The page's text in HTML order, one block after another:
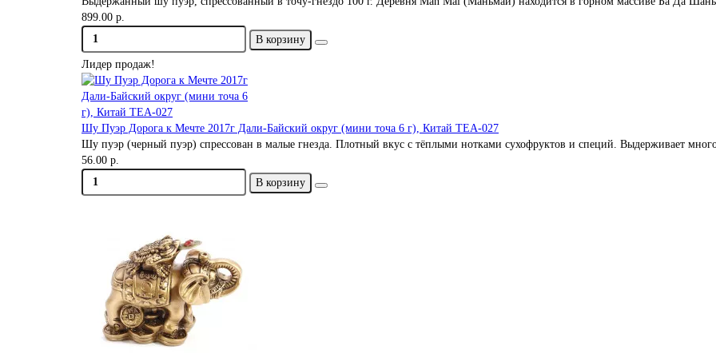
899.00 р.
В корзину
Лидер продаж!
Шу Пуэр Дорога к Мечте 2017г Дали-Байский округ (мини точа 6 г), Китай TEA-027
Шу пуэр (черный пуэр) спрессован в малые гнезда. Плотный вкус с тёплыми нотками сухофруктов и специй. Выдерживает
56.00 р.
В корзину